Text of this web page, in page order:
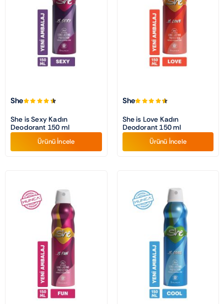
Traş Kolonyası
Tıraş Köpüğü
Vücut Spreyi
Avantajlı Ürün Setleri
She
She is Sexy Kadın
Deodorant 150 ml
Ürünü İncele
She
She is Love Kadın
Deodorant 150 ml
Ürünü İncele